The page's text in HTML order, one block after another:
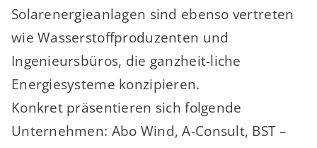
Solarenergieanlagen sind ebenso vertreten
wie Wasserstoffproduzenten und
Ingenieursbüros, die ganzheit-liche
Energiesysteme konzipieren.
Konkret präsentieren sich folgende
Unternehmen: Abo Wind, A-Consult, BST –